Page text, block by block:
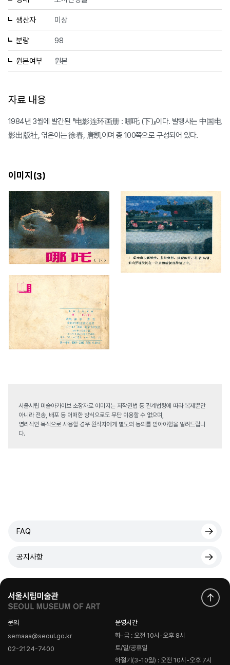
생산자 미상
분량 98
원본여부 원본
자료 내용
1984년 3월에 발간된 『电影连环画册 : 哪吒 (下)』이다. 발행사는 中国电
影出版社, 엮은이는 徐春, 唐凯이며 총 100쪽으로 구성되어 있다.
이미지(3)
서울시립 미술아카이브 소장자료 이미지는 저작권법 등 관계법령에 따라 복제뿐만
아니라 전송, 배포 등 어떠한 방식으로도 무단 이용할 수 없으며,
영리적인 목적으로 사용할 경우 원작자에게 별도의 동의를 받아야함을 알려드립니
다.
FAQ
공지사항
문의
semaaa@seoul.go.kr
02-2124-7400
운영시간
화-금 : 오전 10시-오후 8시
토/일/공휴일
하절기(3-10월) : 오전 10시-오후 7시